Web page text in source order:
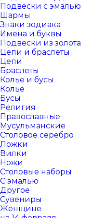
Подвески с эмалью
Шармы
Знаки зодиака
Имена и буквы
Подвески из золота
Цепи и браслеты
Цепи
Браслеты
Колье и бусы
Колье
Бусы
Религия
Православные
Мусульманские
Столовое серебро
Ложки
Вилки
Ножи
Столовые наборы
С эмалью
Другое
Сувениры
Женщине